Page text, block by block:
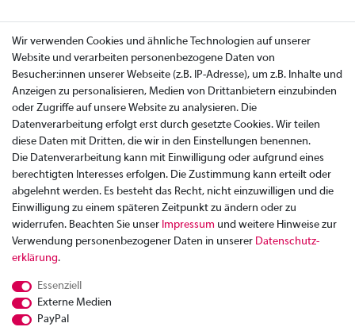
Zahlung
Rücksendung
Datenschutzerklärung
Wir verwenden Cookies und ähnliche Technologien auf unserer
Website und verarbeiten personenbezogene Daten von
Besucher:innen unserer Webseite (z.B. IP-Adresse), um z.B. Inhalte und
Anzeigen zu personalisieren, Medien von Drittanbietern einzubinden
oder Zugriffe auf unsere Website zu analysieren. Die
Datenverarbeitung erfolgt erst durch gesetzte Cookies. Wir teilen
diese Daten mit Dritten, die wir in den Einstellungen benennen.
Die Datenverarbeitung kann mit Einwilligung oder aufgrund eines
berechtigten Interesses erfolgen. Die Zustimmung kann erteilt oder
abgelehnt werden. Es besteht das Recht, nicht einzuwilligen und die
Einwilligung zu einem späteren Zeitpunkt zu ändern oder zu
widerrufen. Beachten Sie unser Impressum und weitere Hinweise zur
Verwendung personenbezogener Daten in unserer Daten­schutz­
erklärung.
Essenziell
Externe Medien
PayPal